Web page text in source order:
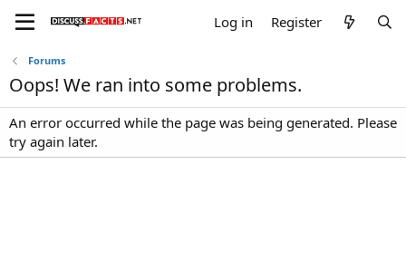
Log in Register
Forums
Oops! We ran into some problems.
An error occurred while the page was being generated. Please
try again later.